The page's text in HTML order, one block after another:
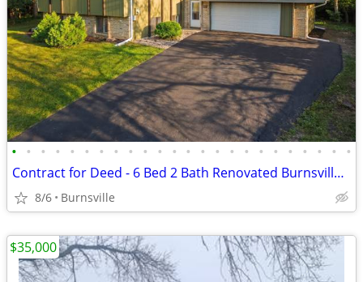
• • • • • • • • • • • • • • • • • • • • • • • •
Contract for Deed - 6 Bed 2 Bath Renovated Burnsville Single Family
8/6 Burnsville
$35,000